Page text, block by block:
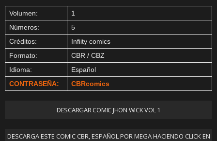
Volumen:
1
Números:
5
Créditos:
Infiity comics
Formato:
CBR / CBZ
Idioma:
Español
CONTRASEÑA:
CBRcomics
DESCARGAR COMIC JHON WICK VOL 1
DESCARGA ESTE COMIC CBR, ESPAÑOL POR MEGA HACIENDO CLICK EN